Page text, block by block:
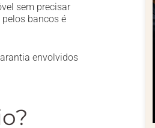
sem precisar
bancos é
envolvidos